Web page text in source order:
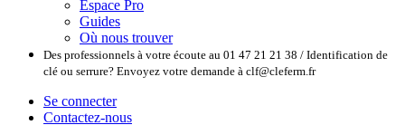
Espace Pro
Guides
Où nous trouver
Des professionnels à votre écoute au 01 47 21 21 38 / Identification de
clé ou serrure? Envoyez votre demande à clf@cleferm.fr
Se connecter
Contactez-nous